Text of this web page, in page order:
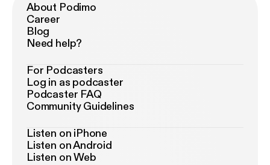
About Podimo
Career
Blog
Need help?
For Podcasters
Log in as podcaster
Podcaster FAQ
Community Guidelines
Listen on iPhone
Listen on Android
Listen on Web